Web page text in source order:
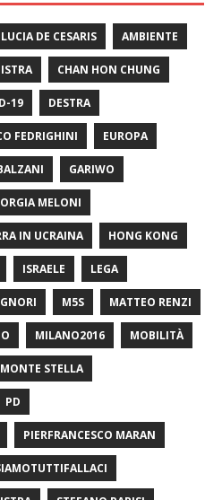
DE CESARIS AMBIENTE
CHAN HON CHUNG
19 DESTRA
FEDRIGHINI EUROPA
GARIWO
MELONI
IN UCRAINA HONG KONG
ISRAELE LEGA
M5S MATTEO RENZI
MILANO2016 MOBILITÀ
MONTE STELLA
PD
PIERFRANCESCO MARAN